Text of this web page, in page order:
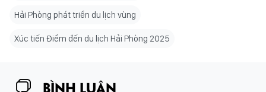
Hải Phòng phát triển du lịch vùng
Xúc tiến Điểm đến du lịch Hải Phòng 2025
BÌNH LUẬN